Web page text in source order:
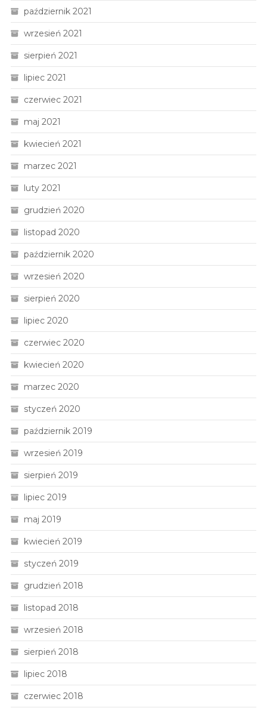
październik 2021
wrzesień 2021
sierpień 2021
lipiec 2021
czerwiec 2021
maj 2021
kwiecień 2021
marzec 2021
luty 2021
grudzień 2020
listopad 2020
październik 2020
wrzesień 2020
sierpień 2020
lipiec 2020
czerwiec 2020
kwiecień 2020
marzec 2020
styczeń 2020
październik 2019
wrzesień 2019
sierpień 2019
lipiec 2019
maj 2019
kwiecień 2019
styczeń 2019
grudzień 2018
listopad 2018
wrzesień 2018
sierpień 2018
lipiec 2018
czerwiec 2018